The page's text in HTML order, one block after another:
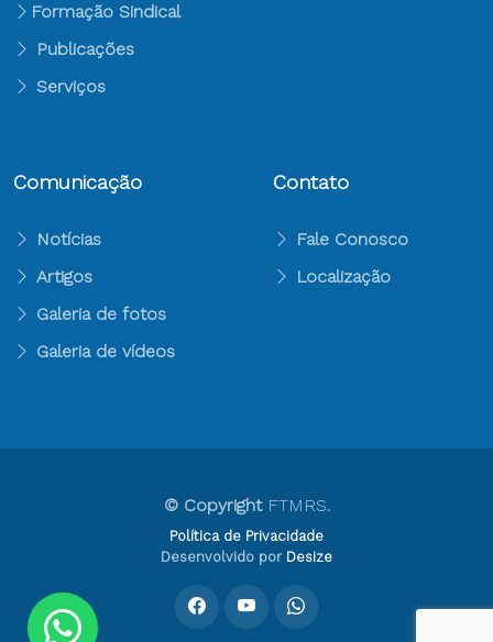
Formação Sindical
Publicações
Serviços
Comunicação
Notícias
Artigos
Galeria de fotos
Galeria de vídeos
Contato
Fale Conosco
Localização
© Copyright FTMRS.
Política de Privacidade
Desenvolvido por Desize